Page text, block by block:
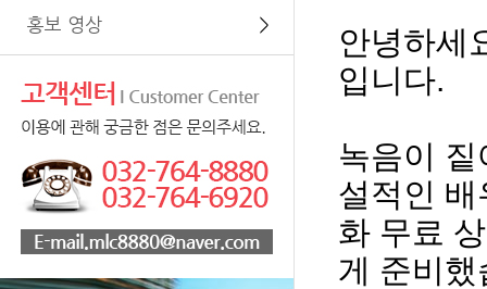
홍보 영상 ＞
안녕하세
입니다.
녹음이
설적인
화 무료
게 준비했